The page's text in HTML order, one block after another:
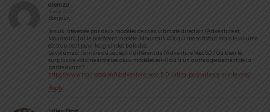
alemzo
3 août 2021
Bonjour,
Je suis intéressée par deux modèles de chez ultimate direction (Adventure et
Mountain), j’ai le précédent modèle (Mountain 4.0) qui me satisfait mais le volume
est trop petit pour les grandes balades.
Le volume à l’arrière du sac est-il différent de l’Adventure Vest 5.0 ? Ou bien le
surplus de volume entre ces deux modèles est-il dû à un autre agencement de la
partie avant ?
https://www.trail-session.fr/adventure-vest-5-0-lultra-polyvalence-sur-le-dos/
Reply
Julien Picot